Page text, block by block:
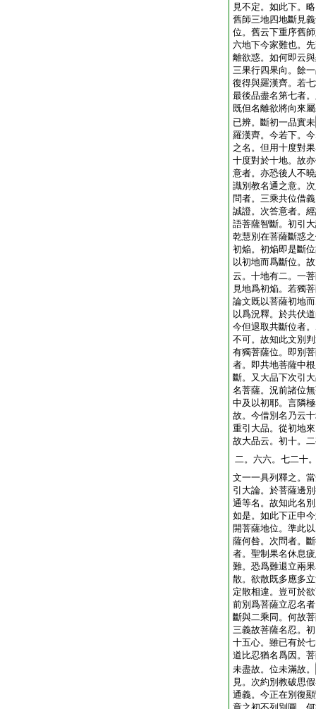
見不定。如此下。
舊師三地四地斷見
位。舊云下重序舊
六地下今家難也。
離欲惑。如何即云
三果行四果向。餘
復得與羅漢齊。若
最後品盡名第七者
既但名離欲將向來
已辨。斷初一品實未
羅漢齊。今若下。
之名。但用十度對
十度對於十地。故
意者。亦恐後人不
識別教名通之意。
問者。三乘共位借
誠證。次答意者。
語菩薩智斷。初引
乾慧別在菩薩斷惑
初焔。初焔即是斷
以初地而爲斷位。
云。十地有二。一
見地爲初焔。若獨
論文既以菩薩初地
以爲況釋。於共伏
今但退取共斷位者
不可。故知此文別
有獨菩薩位。即別
者。即共地菩薩中
斷。又大品下次引
名菩薩。況前諸位
中及以初耶。言隣
故。今借別名乃云
重引大品。從初地
故大品云。初十。
二。六六。七二十
文一一具列釋之。
引大論。於菩薩邊
通等名。故知此名
如是。如此下正申
開菩薩地位。準此
薩何咎。次問者。
者。聖制果名休息
難。恐爲難退立兩
散。欲散既多應多
定散相違。豈可於
前別爲菩薩立忍名
斷與二乘同。何故
三義故菩薩名忍。
十五心。雖已有於
道比忍猶名爲因。
未盡故。位未滿故。
見。次約別教破思
通義。今正在別復